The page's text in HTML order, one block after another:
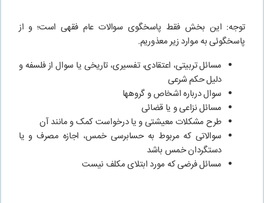
توجه: این بخش فقط پاسخگوی سوالات عام فقهی است؛ و از
پاسخگوئی به موارد زیر معذوریم.
مسائل تربیتی، اعتقادی، تفسیری، تاریخی یا سوال از فلسفه و
دلیل حکم شرعی
سوال درباره اشخاص و گروهها
مسائل نزاعی و یا قضائی
طرح مشکلات معیشتی و یا درخواست کمک و مانند آن
سوالاتی که مربوط به حسابرسی خمس، اجازه مصرف و یا
دستگردان خمس باشد
مسائل فرضی که مورد ابتلای مکلف نیست